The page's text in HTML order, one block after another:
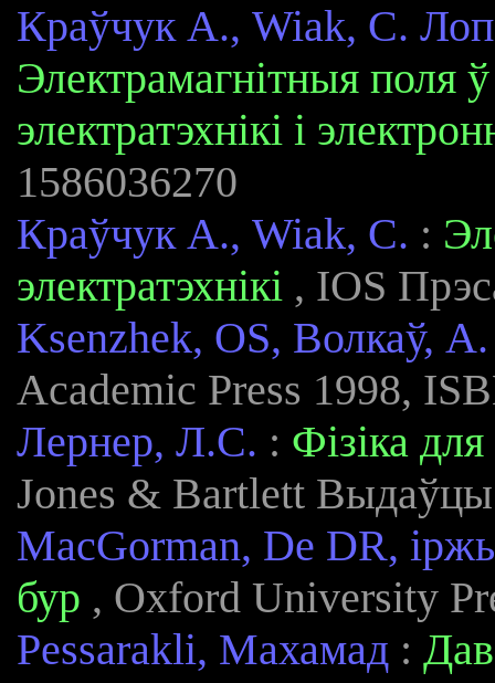
Краўчук А., Wiak, С.
Электрамагнітныя поля
электратэхнікі і
1586036270
Краўчук А., Wiak, С. :
электратэхнікі , IOS
Ksenzhek, OS, Волкаў,
Academic Press 1998,
Лернер, Л.С. : Фізіка
Jones & Bartlett
MacGorman, De DR,
бур , Oxford University
Pessarakli, Махамад :